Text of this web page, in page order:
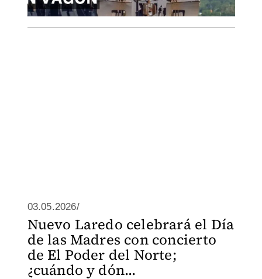
03.05.2026/
Nuevo Laredo celebrará el Día
de las Madres con concierto
de El Poder del Norte;
¿cuándo y dón...